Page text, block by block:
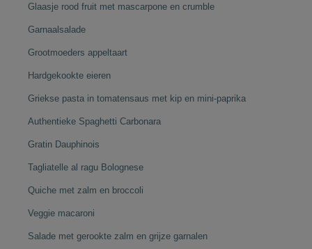
Glaasje rood fruit met mascarpone en crumble
Garnaalsalade
Grootmoeders appeltaart
Hardgekookte eieren
Griekse pasta in tomatensaus met kip en mini-paprika
Authentieke Spaghetti Carbonara
Gratin Dauphinois
Tagliatelle al ragu Bolognese
Quiche met zalm en broccoli
Veggie macaroni
Salade met gerookte zalm en grijze garnalen